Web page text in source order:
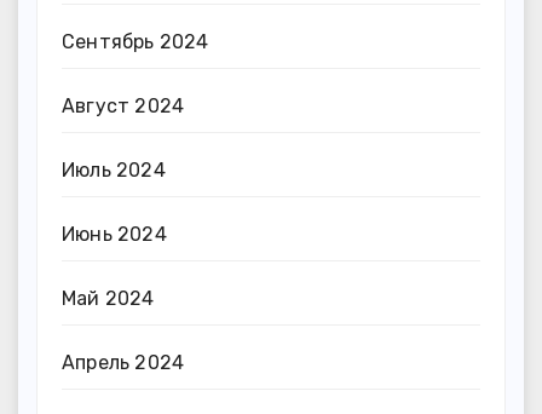
Сентябрь 2024
Август 2024
Июль 2024
Июнь 2024
Май 2024
Апрель 2024